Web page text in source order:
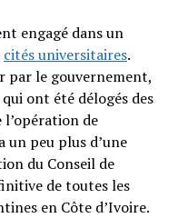
engagé dans un
cités universitaires.
par le gouvernement,
ont été délogés des
de
un peu plus d’une
du Conseil de
de toutes les
en Côte d’Ivoire.